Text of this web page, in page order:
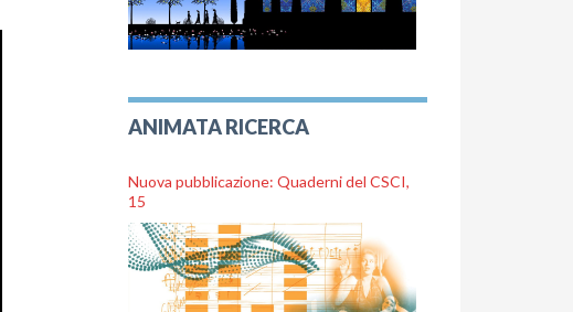
ANIMATA RICERCA
Nuova pubblicazione: Quaderni del CSCI,
15